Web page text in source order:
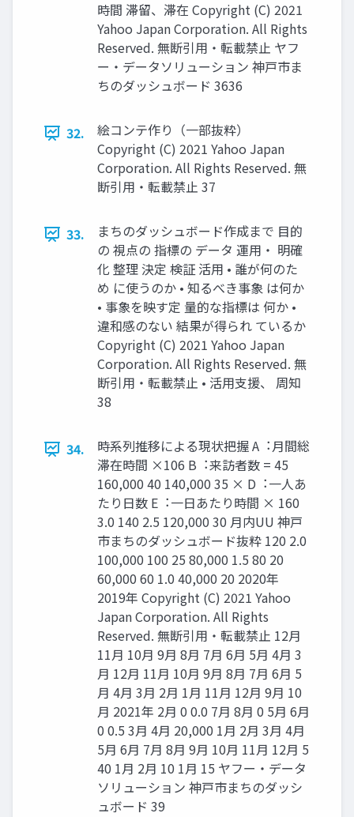
時間 滞留、滞在 Copyright (C) 2021
Yahoo Japan Corporation. All Rights
Reserved. 無断引用・転載禁止 ヤフ
ー・データソリューション 神⼾市ま
ちのダッシュボード 3636
32.
絵コンテ作り（⼀部抜粋）
Copyright (C) 2021 Yahoo Japan
Corporation. All Rights Reserved. 無
断引用・転載禁止 37
33.
まちのダッシュボード作成まで ⽬的
の 視点の 指標の データ 運⽤・ 明確
化 整理 決定 検証 活⽤ • 誰が何のた
め に使うのか • 知るべき事象 は何か
• 事象を映す定 量的な指標は 何か •
違和感のない 結果が得られ ているか
Copyright (C) 2021 Yahoo Japan
Corporation. All Rights Reserved. 無
断引用・転載禁止 • 活⽤⽀援、 周知
38
34.
時系列推移による現状把握 A︓⽉間総
滞在時間 ×106 B︓来訪者数 = 45
160,000 40 140,000 35 × D︓⼀⼈あ
たり⽇数 E︓⼀⽇あたり時間 × 160
3.0 140 2.5 120,000 30 ⽉内UU 神戸
市まちのダッシュボード抜粋 120 2.0
100,000 100 25 80,000 1.5 80 20
60,000 60 1.0 40,000 20 2020年
2019年 Copyright (C) 2021 Yahoo
Japan Corporation. All Rights
Reserved. 無断引用・転載禁止 12月
11月 10月 9月 8月 7月 6月 5月 4月 3
月 12月 11月 10月 9月 8月 7月 6月 5
月 4月 3月 2月 1月 11月 12月 9月 10
月 2021年 2月 0 0.0 7月 8月 0 5月 6月
0 0.5 3月 4月 20,000 1月 2月 3月 4月
5月 6月 7月 8月 9月 10月 11月 12月 5
40 1月 2月 10 1月 15 ヤフー・データ
ソリューション 神⼾市まちのダッシ
ュボード 39